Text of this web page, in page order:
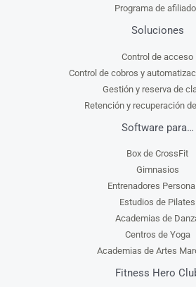
Programa de
Soluciones
Control de acceso
Control de cobros y
Gestión y reserva de
Retención y recuperación
Software para…
Box de CrossFit
Gimnasios
Entrenadores
Estudios de Pilates
Academias de
Centros de Yoga
Academias de Artes
Fitness Hero